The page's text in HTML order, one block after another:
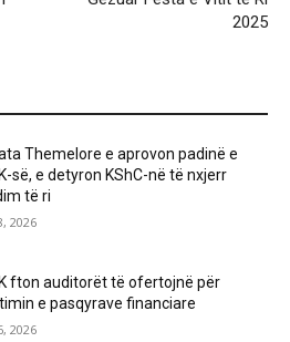
2025
Themelore e aprovon padinë e
së, e detyron KShC-në të nxjerr
të ri
2026
fton auditorët të ofertojnë për
e pasqyrave financiare
2026